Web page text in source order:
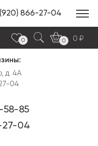
866-27-04
0 0
0
д. 4А
04
58-85
27-04